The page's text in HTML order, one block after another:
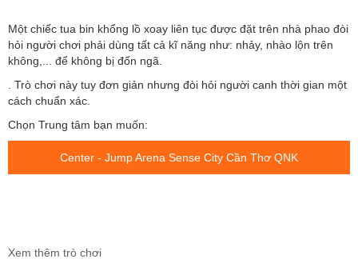
Một chiếc tua bin khổng lồ xoay liên tục được đặt trên nhà phao đòi
hỏi người chơi phải dùng tất cả kĩ năng như: nhảy, nhào lộn trên
không,... để không bị đốn ngã.
. Trò chơi này tuy đơn giản nhưng đòi hỏi người canh thời gian một
cách chuẩn xác.
Chọn Trung tâm bạn muốn:
Center - Jump Arena Sense City Cần Thơ QNK
Xem thêm trò chơi